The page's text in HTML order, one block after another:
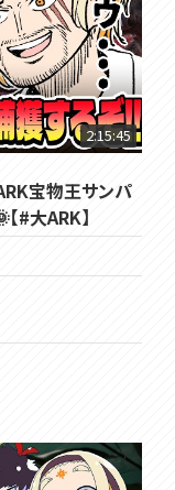
2:15:45
宝物王サンパ
#大ARK】